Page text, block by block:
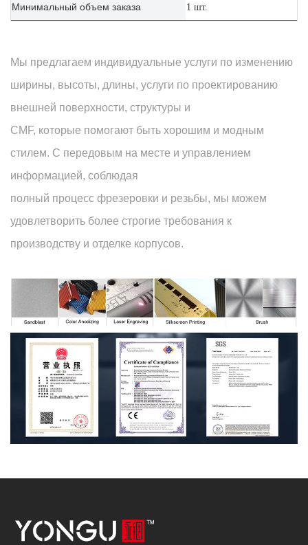
Минимальный объем заказа
1 шт.
Мы предлагаем индивидуальные услуги по изменению
ширины, высоты, длины, услуги по проектированию
внешней поверхности, структуры и
CMF, которые помогают быть хорошим и модным
стилем. С передовым на месте и управлением
информацией, соблюдая
полный процесс фрезеровки и резьбы, мы можем
удовлетворить более строгие требования к
производству и отделке корпусов.